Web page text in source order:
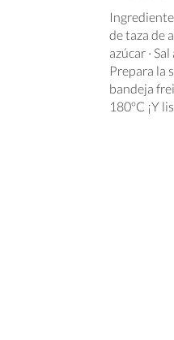
de taza de
azúcar ·
Prepara la
bandeja
180ºC ¡Y